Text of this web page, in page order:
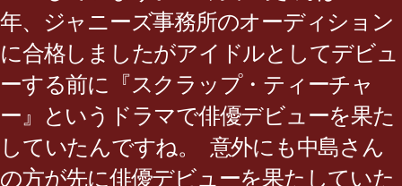
年、ジャニーズ事務所のオーディション
に合格しましたがアイドルとしてデビュ
ーする前に『スクラップ・ティーチャ
ー』というドラマで俳優デビューを果た
していたんですね。 意外にも中島さん
の方が先に俳優デビューを果たしていた